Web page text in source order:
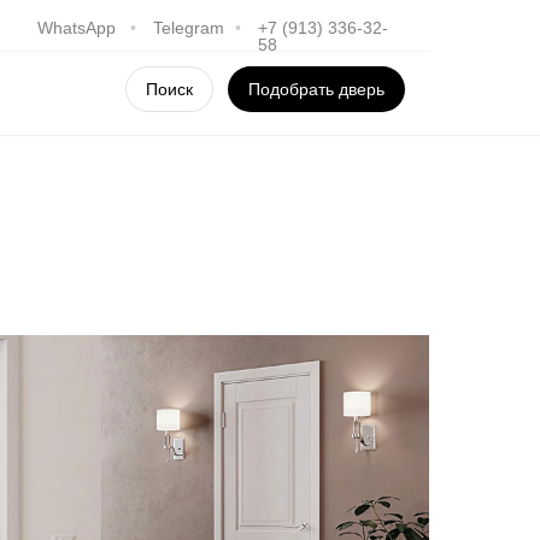
WhatsApp • Telegram •
+7 (913) 336-32-
58
Поиск Подобрать дверь